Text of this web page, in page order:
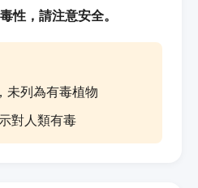
性，請注意安全。
未列為有毒植物
對人類有毒